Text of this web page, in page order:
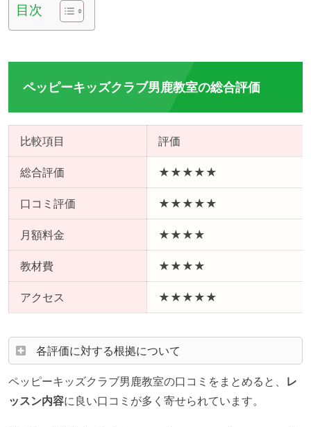
目次
ペッピーキッズクラブ男鹿教室の総合評価
比較項目 評価
総合評価 ★★★★★
口コミ評価 ★★★★★
月額料金 ★★★★
教材費 ★★★★
アクセス ★★★★★
各評価に対する根拠について
ペッピーキッズクラブ男鹿教室の口コミをまとめると、
レ
ッスン内容に良い口コミが多く寄せられています。